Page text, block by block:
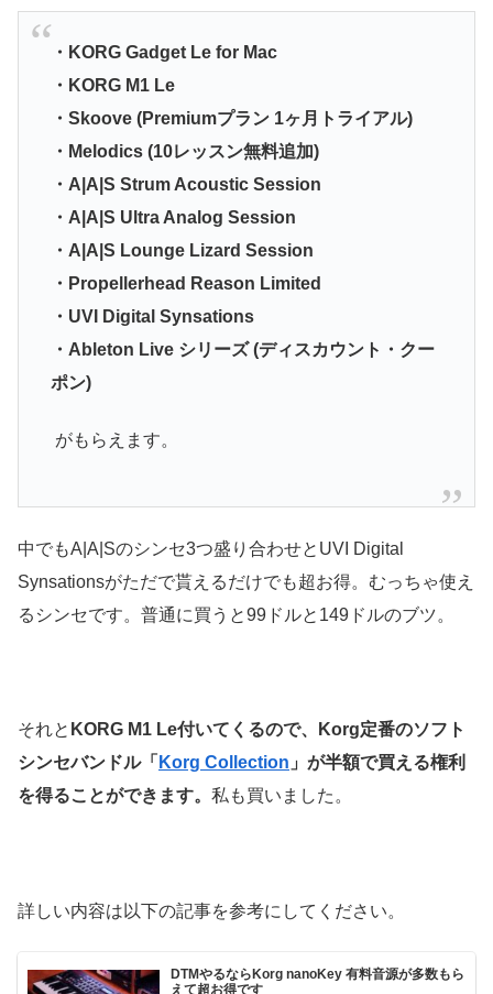
・KORG Gadget Le for Mac
・KORG M1 Le
・Skoove (Premiumプラン 1ヶ月トライアル)
・Melodics (10レッスン無料追加)
・A|A|S Strum Acoustic Session
・A|A|S Ultra Analog Session
・A|A|S Lounge Lizard Session
・Propellerhead Reason Limited
・UVI Digital Synsations
・Ableton Live シリーズ (ディスカウント・クー
ポン)
がもらえます。
中でもA|A|Sのシンセ3つ盛り合わせとUVI Digital
Synsationsがただで貰えるだけでも超お得。むっちゃ使え
るシンセです。普通に買うと99ドルと149ドルのブツ。
それと KORG M1 Le付いてくるので、Korg定番のソフト
シンセバンドル「 Korg Collection 」が半額で買える権利
を得ることができます。 私も買いました。
詳しい内容は以下の記事を参考にしてください。
DTMやるならKorg nanoKey 有料音源が多数もら
えて超お得です